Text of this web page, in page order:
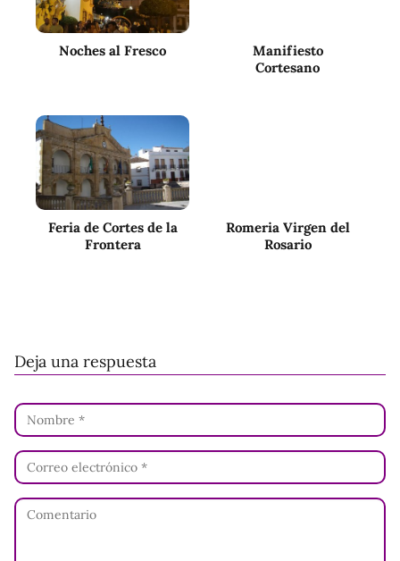
Noches al Fresco
Manifiesto
Cortesano
Feria de Cortes de la
Frontera
Romeria Virgen del
Rosario
Deja una respuesta